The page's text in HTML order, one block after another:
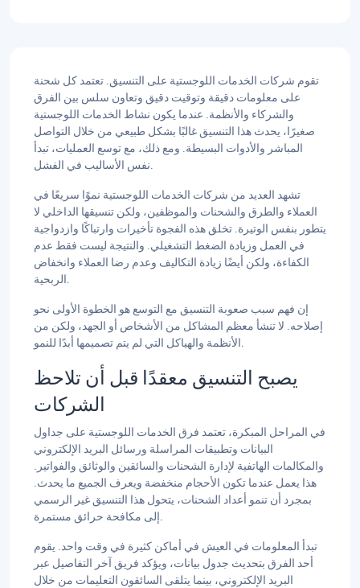
تقوم شركات الخدمات اللوجستية على التنسيق. تعتمد كل شحنة
على معلومات دقيقة وتوقيت دقيق وتعاون سلس بين الفرق
والشركاء والأنظمة. عندما يكون نشاط الخدمات اللوجستية
صغيرًا، يحدث هذا التنسيق غالبًا بشكل طبيعي من خلال التواصل
المباشر والأدوات البسيطة. ومع ذلك، مع توسع العمليات، تبدأ
نفس الأساليب في الفشل.
تشهد العديد من شركات الخدمات اللوجستية نموًا سريعًا في
العملاء والطرق والشحنات والموظفين، ولكن تنسيقها الداخلي لا
يتطور بنفس الوتيرة. تخلق هذه الفجوة تأخيرات وارتباكًا وازدواجية
في العمل وزيادة الضغط التشغيلي. والنتيجة ليست فقط عدم
الكفاءة، ولكن أيضًا زيادة التكاليف وعدم رضا العملاء وانخفاض
الربحية.
إن فهم سبب صعوبة التنسيق مع التوسع هو الخطوة الأولى نحو
إصلاحه. لا تنشأ معظم المشاكل من الأشخاص أو الجهد، ولكن من
الأنظمة والهياكل التي لم يتم تصميمها أبدًا للنمو.
يصبح التنسيق معقدًا قبل أن تلاحظ
الشركات
في المراحل المبكرة، تعتمد فرق الخدمات اللوجستية على جداول
البيانات وتطبيقات المراسلة ورسائل البريد الإلكتروني
والمكالمات الهاتفية لإدارة الشحنات والسائقين والوثائق والفواتير.
هذا يعمل عندما تكون الأحجام منخفضة ويعرف الجميع ما يحدث.
بمجرد أن تنمو أعداد الشحنات، يتحول هذا التنسيق غير الرسمي
إلى مكافحة حرائق مستمرة.
تبدأ المعلومات في العيش في أماكن كثيرة في وقت واحد. يقوم
أحد الفرق بتحديث جدول بيانات، ويؤكد فريق آخر التفاصيل عبر
البريد الإلكتروني، بينما يتلقى السائقون التعليمات من خلال